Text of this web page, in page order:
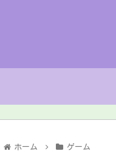
ホーム ゲーム